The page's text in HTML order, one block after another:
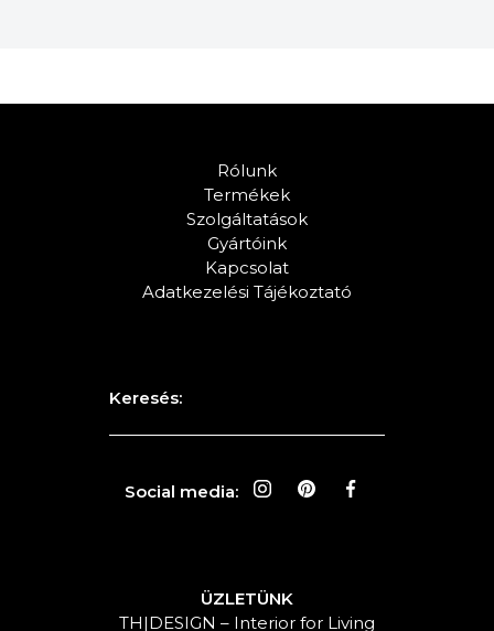
Rólunk
Termékek
Szolgáltatások
Gyártóink
Kapcsolat
Adatkezelési Tájékoztató
Keresés:
Social media:
ÜZLETÜNK
TH|DESIGN – Interior for Living